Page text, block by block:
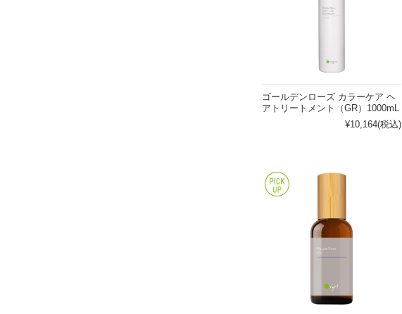
ゴールデンローズ カラーケア ヘ
アトリートメント（GR）1000mL
¥10,164(税込)